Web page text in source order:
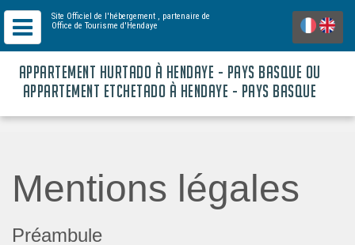
Site Officiel de l'hébergement , partenaire de
Office de Tourisme d'Hendaye
APPARTEMENT HURTADO À HENDAYE - PAYS BASQUE OU
APPARTEMENT ETCHETADO À HENDAYE - PAYS BASQUE
Mentions légales
Préambule